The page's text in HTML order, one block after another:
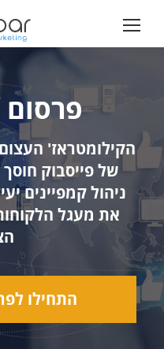
פרסום
הקילומטראז'
של פייסבוק
ניהול קמפיינים
את מעגל
התחילו